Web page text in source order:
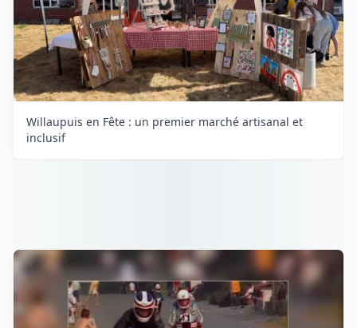
Willaupuis en Fête : un premier marché artisanal et
inclusif